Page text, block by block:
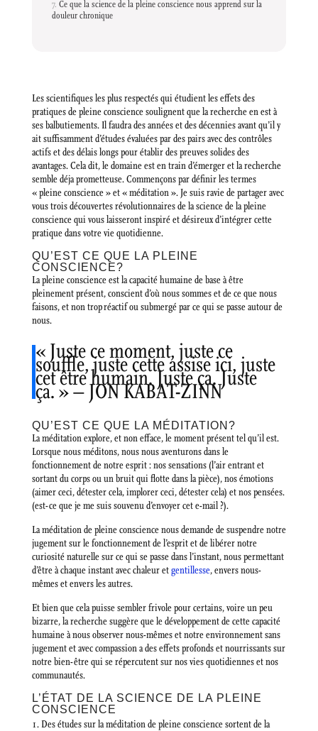
Ce que la science de la pleine conscience nous apprend sur la
douleur chronique
Les scientifiques les plus respectés qui étudient les effets des
pratiques de pleine conscience soulignent que la recherche en est à
ses balbutiements. Il faudra des années et des décennies avant qu’il y
ait suffisamment d’études évaluées par des pairs avec des contrôles
actifs et des délais longs pour établir des preuves solides des
avantages. Cela dit, le domaine est en train d’émerger et la recherche
semble déja prometteuse. Commençons par définir les termes
« pleine conscience » et « méditation ». Je suis ravie de partager avec
vous trois découvertes révolutionnaires de la science de la pleine
conscience qui vous laisseront inspiré et désireux d’intégrer cette
pratique dans votre vie quotidienne.
QU’EST CE QUE LA PLEINE
CONSCIENCE?
La pleine conscience est la capacité humaine de base à être
pleinement présent, conscient d’où nous sommes et de ce que nous
faisons, et non trop réactif ou submergé par ce qui se passe autour de
nous.
« Juste ce moment, juste ce
souffle, juste cette assise ici, juste
cet être humain. Juste ça. Juste
ça. » – JON KABAT-ZINN
QU’EST CE QUE LA MÉDITATION?
La méditation explore, et non efface, le moment présent tel qu’il est.
Lorsque nous méditons, nous nous aventurons dans le
fonctionnement de notre esprit : nos sensations (l’air entrant et
sortant du corps ou un bruit qui flotte dans la pièce), nos émotions
(aimer ceci, détester cela, implorer ceci, détester cela) et nos pensées.
(est-ce que je me suis souvenu d’envoyer cet e-mail ?).
La méditation de pleine conscience nous demande de suspendre notre
jugement sur le fonctionnement de l’esprit et de libérer notre
curiosité naturelle sur ce qui se passe dans l’instant, nous permettant
d’être à chaque instant avec chaleur etgentillesse, envers nous-
mêmes et envers les autres.
Et bien que cela puisse sembler frivole pour certains, voire un peu
bizarre, la recherche suggère que le développement de cette capacité
humaine à nous observer nous-mêmes et notre environnement sans
jugement et avec compassion a des effets profonds et nourrissants sur
notre bien-être qui se répercutent sur nos vies quotidiennes et nos
communautés.
L’ÉTAT DE LA SCIENCE DE LA PLEINE
CONSCIENCE
Des études sur la méditation de pleine conscience sortent de la